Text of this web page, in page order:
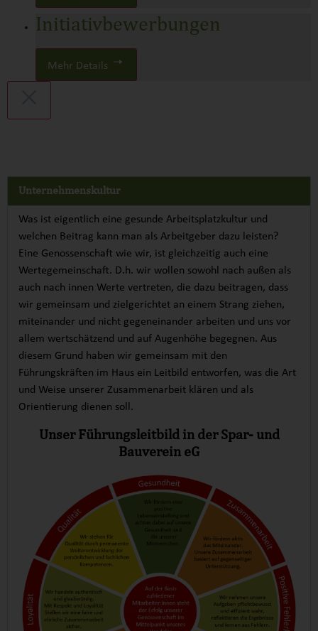
Initiativbewerbungen
Mehr Details
Unternehmenskultur
Was ist eigentlich eine gesunde Arbeitsplatzkultur und
welchen Beitrag kann man als Arbeitgeber dazu leisten?
Eine Genossenschaft wie wir, ist gleichzeitig auch eine
Wertegemeinschaft. D.h. wir wollen sowohl nach außen als
auch nach innen Werte vertreten, die dazu beitragen, dass
wir gemeinsam und zielgerichtet an einem Strang ziehen,
miteinander und nicht gegeneinander arbeiten und uns vor
allem wertschätzend und auf Augenhöhe begegnen. Aus
diesem Grund haben wir gemeinsam mit den
Führungskräften im Haus ein Leitbild entworfen, was die Art
und Weise unserer Zusammenarbeit klären und als
Orientierung dienen soll.
Unser Führungsleitbild in der Spar- und
Bauverein eG